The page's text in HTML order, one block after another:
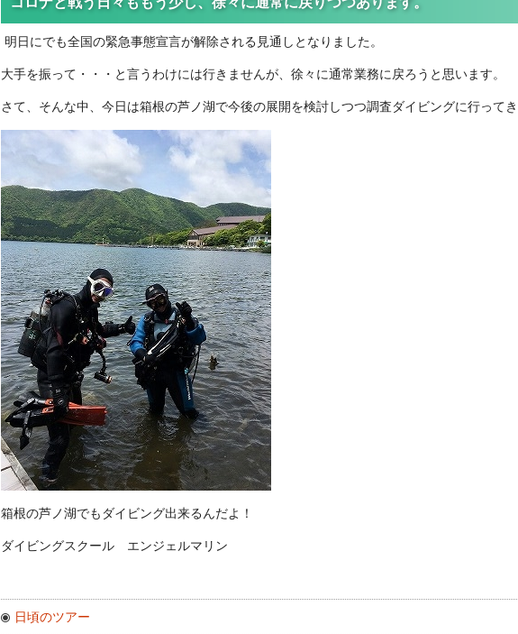
明日にでも全国の緊急事態宣言が解除される見通しとなりました。
大手を振って・・・と言うわけには行きませんが、徐々に通常業務に戻ろうと思います。
さて、そんな中、今日は箱根の芦ノ湖で今後の展開を検討しつつ調査ダイビングに行ってき
箱根の芦ノ湖でもダイビング出来るんだよ！
ダイビングスクール エンジェルマリン
日頃のツアー